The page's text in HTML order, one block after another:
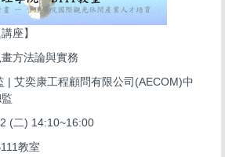
座】
方法論與實務
艾奕康工程顧問有限公司(AECOM)中
(二) 14:10~16:00
教室